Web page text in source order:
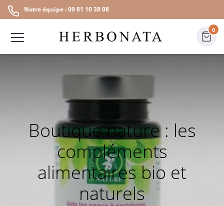
Notre équipe : 09 81 10 38 08
0
Boutique nature : les
compléments
alimentaires bio et
naturels